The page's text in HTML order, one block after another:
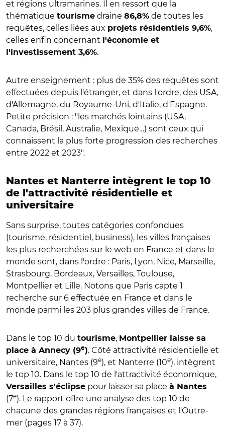
et régions ultramarines. Il en ressort que la
thématique tourisme draine 86,8% de toutes les
requêtes, celles liées aux projets résidentiels 9,6%,
celles enfin concernant
l'économie et
l'investissement 3,6%.
Autre enseignement : plus de 35% des requêtes sont
effectuées depuis l'étranger, et dans l'ordre, des USA,
d'Allemagne, du Royaume-Uni, d'Italie, d'Espagne.
Petite précision : "les marchés lointains (USA,
Canada, Brésil, Australie, Mexique…) sont ceux qui
connaissent la plus forte progression des recherches
entre 2022 et 2023".
Nantes et Nanterre intègrent le top 10
de l'attractivité résidentielle et
universitaire
Sans surprise, toutes catégories confondues
(tourisme, résidentiel, business), les villes françaises
les plus recherchées sur le web en France et dans le
monde sont, dans l'ordre : Paris, Lyon, Nice, Marseille,
Strasbourg, Bordeaux, Versailles, Toulouse,
Montpellier et Lille. Notons que Paris capte 1
recherche sur 6 effectuée en France et dans le
monde parmi les 203 plus grandes villes de France.
Dans le top 10 du tourisme, Montpellier laisse sa
place à Annecy (9e). Côté attractivité résidentielle et
universitaire, Nantes (9e), et Nanterre (10e), intègrent
le top 10. Dans le top 10 de l'attractivité économique,
Versailles s'éclipse pour laisser sa place à Nantes
(7e). Le rapport offre une analyse des top 10 de
chacune des grandes régions françaises et l'Outre-
mer (pages 17 à 37).